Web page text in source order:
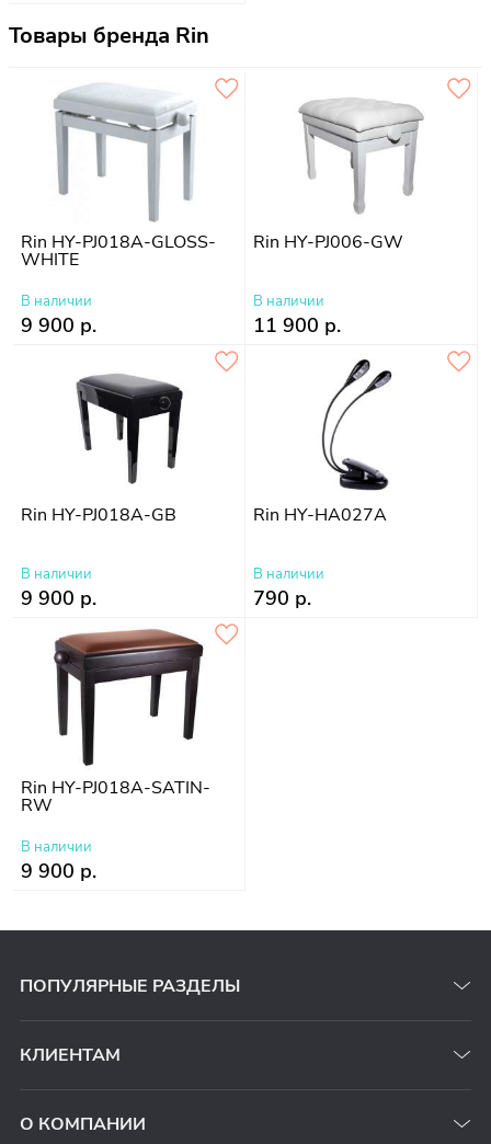
Товары бренда Rin
Rin HY-PJ018A-GLOSS-
WHITE
В наличии
9 900 р.
Rin HY-PJ006-GW
В наличии
11 900 р.
Rin HY-PJ018A-GB
В наличии
9 900 р.
Rin HY-HA027A
В наличии
790 р.
Rin HY-PJ018A-SATIN-
RW
В наличии
9 900 р.
ПОПУЛЯРНЫЕ РАЗДЕЛЫ
КЛИЕНТАМ
О КОМПАНИИ